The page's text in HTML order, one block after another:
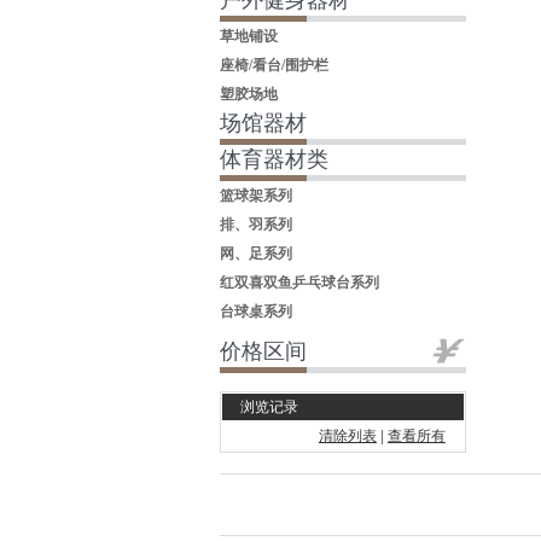
草地铺设
座椅/看台/围护栏
塑胶场地
场馆器材
体育器材类
篮球架系列
排、羽系列
网、足系列
红双喜双鱼乒乓球台系列
台球桌系列
价格区间
浏览记录
清除列表| 查看所有